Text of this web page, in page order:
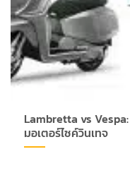
Lambretta vs
มอเตอร์ไซค์วินเทจ